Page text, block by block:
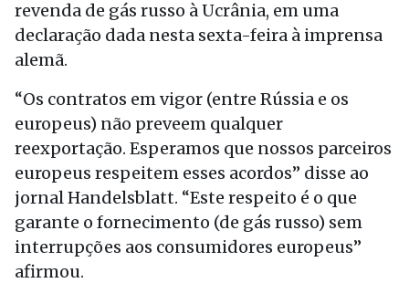
revenda de gás russo à Ucrânia, em uma
declaração dada nesta sexta-feira à imprensa
alemã.
“Os contratos em vigor (entre Rússia e os
europeus) não preveem qualquer
reexportação. Esperamos que nossos parceiros
europeus respeitem esses acordos” disse ao
jornal Handelsblatt. “Este respeito é o que
garante o fornecimento (de gás russo) sem
interrupções aos consumidores europeus”
afirmou.